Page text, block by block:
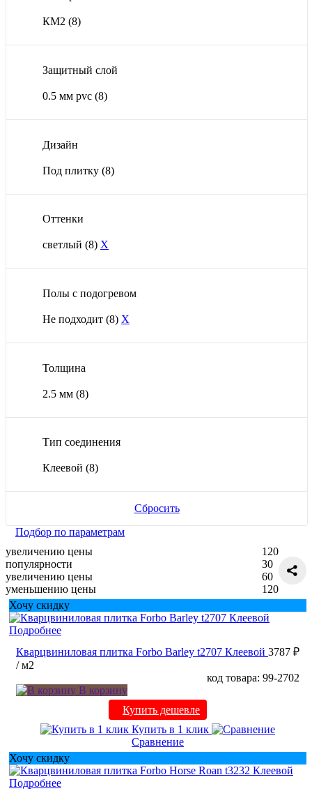
КМ2 (8)
Защитный слой
0.5 мм pvc (8)
Дизайн
Под плитку (8)
Оттенки
светлый (8) X
Полы с подогревом
Не подходит (8) X
Толщина
2.5 мм (8)
Тип соединения
Клеевой (8)
Сбросить
Подбор по параметрам
увеличению цены
популярности
увеличению цены
уменьшению цены
120
30
60
120
Хочу скидку
Подробнее
Кварцвиниловая плитка Forbo Barley t2707 Клеевой 3787 ₽
/ м2
код товара: 99-2702
В корзину
Купить дешевле
Купить в 1 клик
Сравнение
Хочу скидку
Подробнее